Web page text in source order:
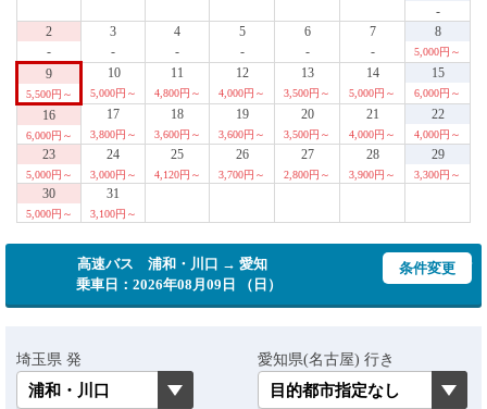
-
2
-
3
-
4
-
5
-
6
-
7
-
8
5,000円～
9
5,500円～
10
5,000円～
11
4,800円～
12
4,000円～
13
3,500円～
14
5,000円～
15
6,000円～
16
6,000円～
17
3,800円～
18
3,600円～
19
3,600円～
20
3,500円～
21
4,000円～
22
4,000円～
23
5,000円～
24
3,000円～
25
4,120円～
26
3,700円～
27
2,800円～
28
3,900円～
29
3,300円～
30
5,000円～
31
3,100円～
高速バス 浦和・川口 → 愛知
乗車日：2026年08月09日 （日）
条件変更
埼玉県 発 愛知県(名古屋) 行き